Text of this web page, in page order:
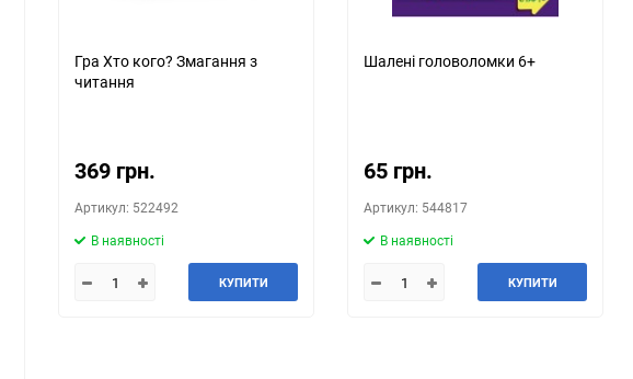
Гра Хто кого? Змагання з
читання
369 грн.
Артикул: 522492
В наявності
КУПИТИ
Шалені головоломки 6+
65 грн.
Артикул: 544817
В наявності
КУПИТИ